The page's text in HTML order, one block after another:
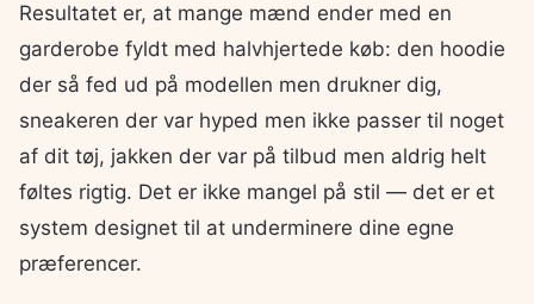
Resultatet er, at mange mænd ender med en
garderobe fyldt med halvhjertede køb: den hoodie
der så fed ud på modellen men drukner dig,
sneakeren der var hyped men ikke passer til noget
af dit tøj, jakken der var på tilbud men aldrig helt
føltes rigtig. Det er ikke mangel på stil — det er et
system designet til at underminere dine egne
præferencer.